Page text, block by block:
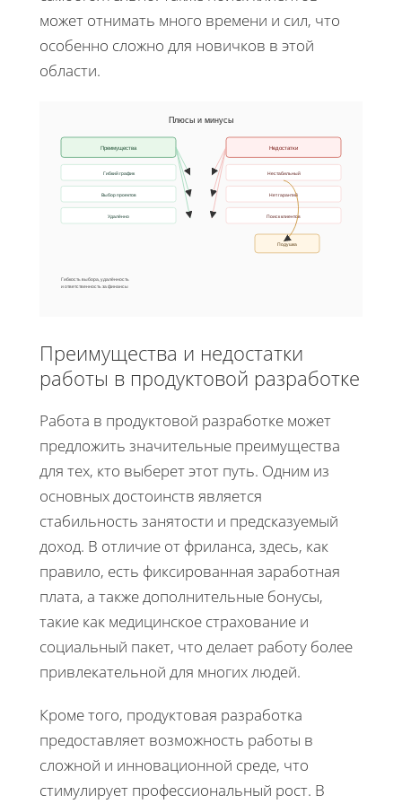
может отнимать много времени и сил, что
особенно сложно для новичков в этой
области.
Плюсы и минусы
Преимущества
Гибкий график
Выбор проектов
Удалённо
Недостатки
Нестабильный
Нет гарантий
Поиск клиентов
Подушка
Гибкость выбора, удалённость
и ответственность за финансы
Преимущества и недостатки
работы в продуктовой разработке
Работа в продуктовой разработке может
предложить значительные преимущества
для тех, кто выберет этот путь. Одним из
основных достоинств является
стабильность занятости и предсказуемый
доход. В отличие от фриланса, здесь, как
правило, есть фиксированная заработная
плата, а также дополнительные бонусы,
такие как медицинское страхование и
социальный пакет, что делает работу более
привлекательной для многих людей.
Кроме того, продуктовая разработка
предоставляет возможность работы в
сложной и инновационной среде, что
стимулирует профессиональный рост. В